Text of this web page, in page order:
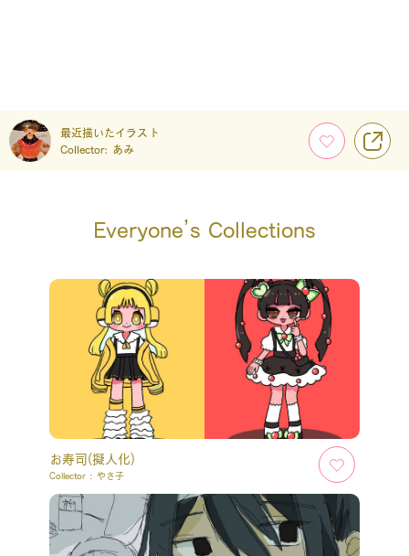
最近描いたイラスト
Collector: あみ
Everyone’s Collections
お寿司(擬人化)
Collector : やさ子